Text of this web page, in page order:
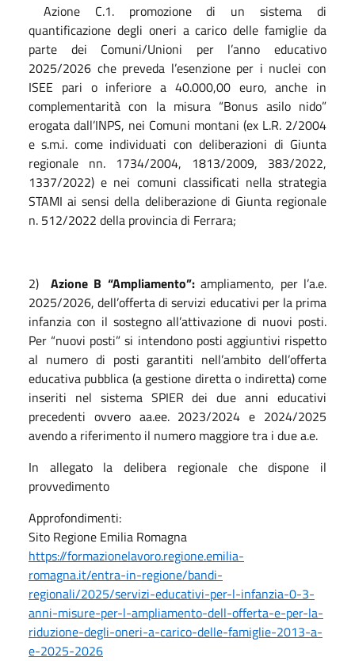
Azione C.1. promozione di un sistema di
quantificazione degli oneri a carico delle famiglie da
parte dei Comuni/Unioni per l’anno educativo
2025/2026 che preveda l’esenzione per i nuclei con
ISEE pari o inferiore a 40.000,00 euro, anche in
complementarità con la misura “Bonus asilo nido”
erogata dall’INPS, nei Comuni montani (ex L.R. 2/2004
e s.m.i. come individuati con deliberazioni di Giunta
regionale nn. 1734/2004, 1813/2009, 383/2022,
1337/2022) e nei comuni classificati nella strategia
STAMI ai sensi della deliberazione di Giunta regionale
n. 512/2022 della provincia di Ferrara;
2) Azione B “Ampliamento”:ampliamento, per l’a.e.
2025/2026, dell’offerta di servizi educativi per la prima
infanzia con il sostegno all’attivazione di nuovi posti.
Per “nuovi posti” si intendono posti aggiuntivi rispetto
al numero di posti garantiti nell’ambito dell’offerta
educativa pubblica (a gestione diretta o indiretta) come
inseriti nel sistema SPIER dei due anni educativi
precedenti ovvero aa.ee. 2023/2024 e 2024/2025
avendo a riferimento il numero maggiore tra i due a.e.
In allegato la delibera regionale che dispone il
provvedimento
Approfondimenti:
Sito Regione Emilia Romagna
https://formazionelavoro.regione.emilia-
romagna.it/entra-in-regione/bandi-
regionali/2025/servizi-educativi-per-l-infanzia-0-3-
anni-misure-per-l-ampliamento-dell-offerta-e-per-la-
riduzione-degli-oneri-a-carico-delle-famiglie-2013-a-
e-2025-2026